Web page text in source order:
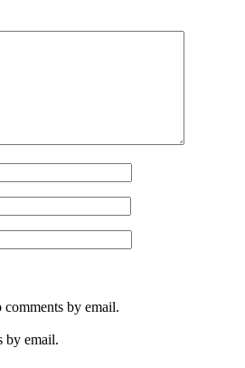
by email.
by email.